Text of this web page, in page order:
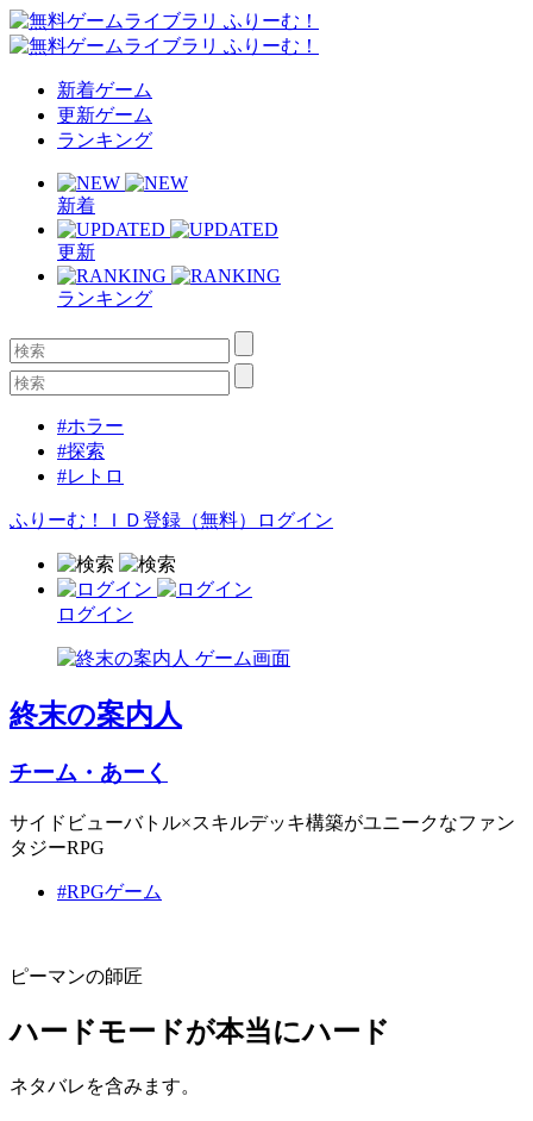
新着ゲーム
更新ゲーム
ランキング
新着
更新
ランキング
#ホラー
#探索
#レトロ
ふりーむ！ＩＤ登録（無料） ログイン
ログイン
終末の案内人
チーム・あーく
サイドビューバトル×スキルデッキ構築がユニークなファン
タジーRPG
#RPGゲーム
ピーマンの師匠
ハードモードが本当にハード
ネタバレを含みます。